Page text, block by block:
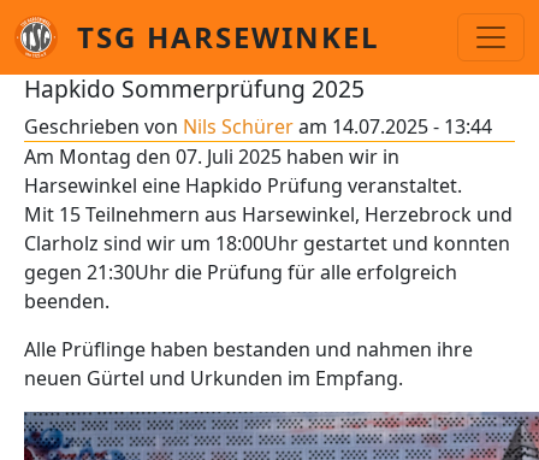
Direkt zum Inhalt
TSG HARSEWINKEL
Hapkido Sommerprüfung 2025
Geschrieben von Nils Schüreram 14.07.2025 - 13:44
Am Montag den 07. Juli 2025 haben wir in
Harsewinkel eine Hapkido Prüfung veranstaltet.
Mit 15 Teilnehmern aus Harsewinkel, Herzebrock und
Clarholz sind wir um 18:00Uhr gestartet und konnten
gegen 21:30Uhr die Prüfung für alle erfolgreich
beenden.
Alle Prüflinge haben bestanden und nahmen ihre
neuen Gürtel und Urkunden im Empfang.